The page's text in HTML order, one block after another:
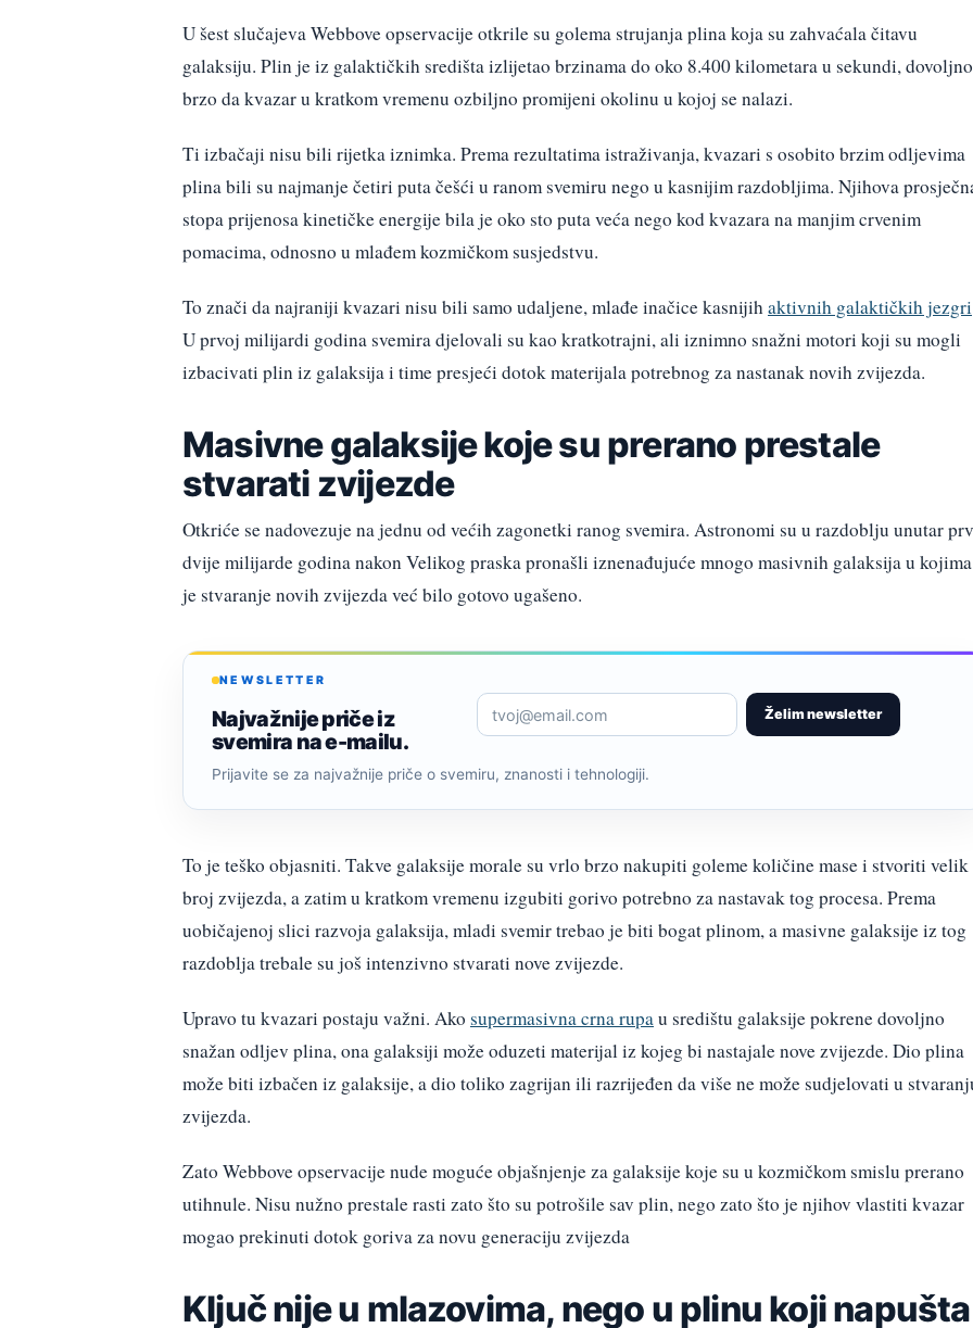
U šest slučajeva Webbove opservacije otkrile su golema strujanja plina koja su zahvaćala čitavu
galaksiju. Plin je iz galaktičkih središta izlijetao brzinama do oko 8.400 kilometara u sekundi, dovoljno
brzo da kvazar u kratkom vremenu ozbiljno promijeni okolinu u kojoj se nalazi.
Ti izbačaji nisu bili rijetka iznimka. Prema rezultatima istraživanja, kvazari s osobito brzim odljevima
plina bili su najmanje četiri puta češći u ranom svemiru nego u kasnijim razdobljima. Njihova
stopa prijenosa kinetičke energije bila je oko sto puta veća nego kod kvazara na manjim crvenim
pomacima, odnosno u mlađem kozmičkom susjedstvu.
To znači da najraniji kvazari nisu bili samo udaljene, mlađe inačice kasnijihaktivnih galaktičkih jezgri
U prvoj milijardi godina svemira djelovali su kao kratkotrajni, ali iznimno snažni motori koji su mogli
izbacivati plin iz galaksija i time presjeći dotok materijala potrebnog za nastanak novih zvijezda.
Masivne galaksije koje su prerano prestale
stvarati zvijezde
Otkriće se nadovezuje na jednu od većih zagonetki ranog svemira. Astronomi su u razdoblju unutar
dvije milijarde godina nakon Velikog praska pronašli iznenađujuće mnogo masivnih galaksija u kojima
je stvaranje novih zvijezda već bilo gotovo ugašeno.
NEWSLETTER
Najvažnije priče iz
svemira na e-mailu.
Želim newsletter
Prijavite se za najvažnije priče o svemiru, znanosti i tehnologiji.
To je teško objasniti. Takve galaksije morale su vrlo brzo nakupiti goleme količine mase i stvoriti velik
broj zvijezda, a zatim u kratkom vremenu izgubiti gorivo potrebno za nastavak tog procesa. Prema
uobičajenoj slici razvoja galaksija, mladi svemir trebao je biti bogat plinom, a masivne galaksije iz tog
razdoblja trebale su još intenzivno stvarati nove zvijezde.
Upravo tu kvazari postaju važni. Ako supermasivna crna rupau središtu galaksije pokrene dovoljno
snažan odljev plina, ona galaksiji može oduzeti materijal iz kojeg bi nastajale nove zvijezde. Dio plina
može biti izbačen iz galaksije, a dio toliko zagrijan ili razrijeđen da više ne može sudjelovati u
zvijezda.
Zato Webbove opservacije nude moguće objašnjenje za galaksije koje su u kozmičkom smislu prerano
utihnule. Nisu nužno prestale rasti zato što su potrošile sav plin, nego zato što je njihov vlastiti kvazar
mogao prekinuti dotok goriva za novu generaciju zvijezda
Ključ nije u mlazovima, nego u plinu koji napušta